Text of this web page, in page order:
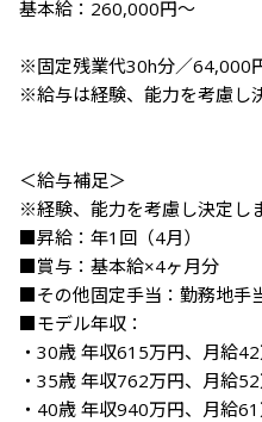
基本給：260,000円～
※固定残業代30h分／64,000
※給与は経験、能力を考慮し
＜給与補足＞
※経験、能力を考慮し決定し
■昇給：年1回（4月）
■賞与：基本給×4ヶ月分
■その他固定手当：勤務地手
■モデル年収：
・30歳 年収615万円、月給
・35歳 年収762万円、月給
・40歳 年収940万円、月給